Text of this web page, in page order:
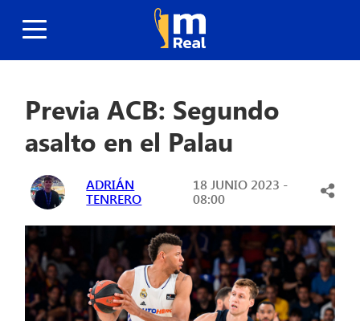
Previa ACB: Segundo
asalto en el Palau
ADRIÁN
TENRERO
18 JUNIO 2023 -
08:00